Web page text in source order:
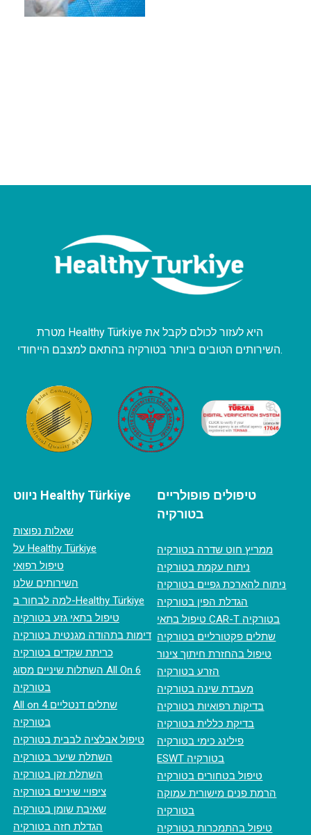
מטרת Healthy Türkiye היא לעזור לכולם לקבל את
השירותים הטובים ביותר בטורקיה בהתאם למצבם הייחודי.
ניווט Healthy Türkiye
שאלות נפוצות
על Healthy Türkiye
טיפול רפואי
השירותים שלנו
למה לבחור ב-Healthy Türkiye
טיפול בתאי גזע בטורקיה
דימות בתהודה מגנטית בטורקיה
כריתת שקדים בטורקיה
השתלות שיניים מסוג All On 6
בטורקיה
All on 4 שתלים דנטליים
בטורקיה
טיפול אבלציה לבבית בטורקיה
השתלת שיער בטורקיה
השתלת זקן בטורקיה
ציפויי שיניים בטורקיה
שאיבת שומן בטורקיה
הגדלת חזה בטורקיה
טיפולים פופולריים
בטורקיה
ממריץ חוט שדרה בטורקיה
ניתוח עקמת בטורקיה
ניתוח להארכת גפיים בטורקיה
הגדלת הפין בטורקיה
טיפול בתאי CAR-T בטורקיה
שתלים פקטורליים בטורקיה
טיפול בהחזרת חיתוך צינור
הזרע בטורקיה
מעבדת שינה בטורקיה
בדיקות רפואיות בטורקיה
בדיקת כללית בטורקיה
פילינג כימי בטורקיה
ESWT בטורקיה
טיפול בטחורים בטורקיה
הרמת פנים מישורית עמוקה
בטורקיה
טיפול בהתמכרות בטורקיה